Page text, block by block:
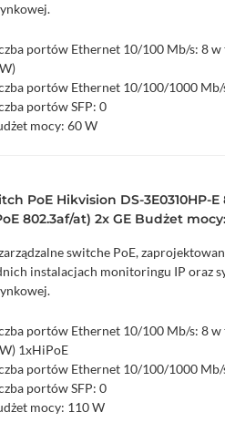
portów Ethernet 10/100 Mb/s: 8
portów Ethernet 10/100/1000 Mb/
portów SFP: 0
mocy: 60 W
PoE Hikvision DS-3E0310HP-E
802.3af/at) 2x GE Budżet mocy:
switche PoE,
instalacjach monitoringu IP oraz
portów Ethernet 10/100 Mb/s: 8
1xHiPoE
portów Ethernet 10/100/1000 Mb/
portów SFP: 0
mocy: 110 W